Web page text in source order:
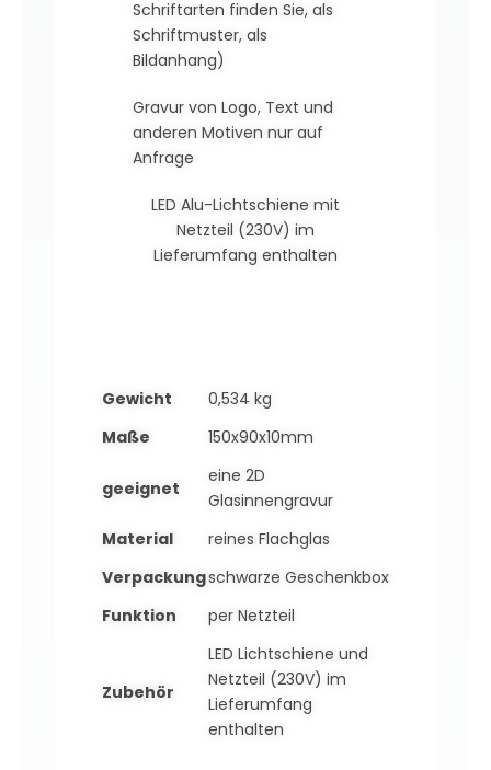
Schriftarten finden Sie, als
Schriftmuster, als
Bildanhang)
Gravur von Logo, Text und
anderen Motiven nur auf
Anfrage
LED Alu-Lichtschiene mit
Netzteil (230V) im
Lieferumfang enthalten
Gewicht
0,534 kg
Maße
150x90x10mm
geeignet
eine 2D
Glasinnengravur
Material
reines Flachglas
Verpackungschwarze Geschenkbox
Funktion
per Netzteil
Zubehör
LED Lichtschiene und
Netzteil (230V) im
Lieferumfang
enthalten